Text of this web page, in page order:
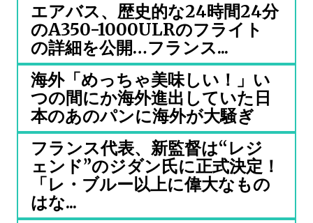
エアバス、歴史的な24時間24分
のA350-1000ULRのフライト
の詳細を公開…フランス...
海外「めっちゃ美味しい！」い
つの間にか海外進出していた日
本のあのパンに海外が大騒ぎ
フランス代表、新監督は“レジ
ェンド”のジダン氏に正式決定！
「レ・ブルー以上に偉大なもの
はな...